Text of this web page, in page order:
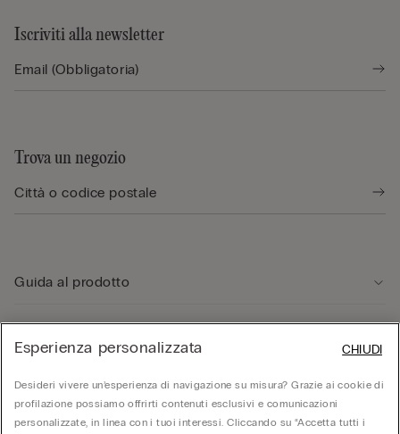
Iscriviti alla newsletter
Trova un negozio
Guida al prodotto
Area Legale
Esperienza personalizzata
Desideri vivere un’esperienza di navigazione su misura? Grazie ai cookie di
profilazione possiamo offrirti contenuti esclusivi e comunicazioni
personalizzate, in linea con i tuoi interessi. Cliccando su “Accetta tutti i
CHIUDI